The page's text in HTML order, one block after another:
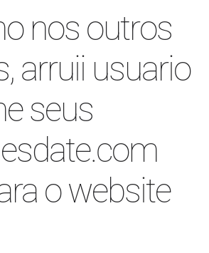
nos outros
arruii usuario
seus
o website